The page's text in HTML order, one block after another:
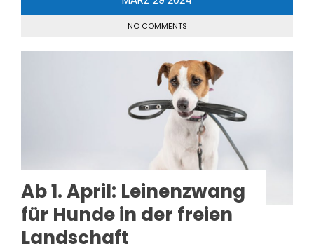
NO COMMENTS
Ab 1. April: Leinenzwang
für Hunde in der freien
Landschaft